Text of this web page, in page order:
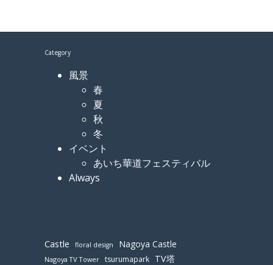
Category
風景
春
夏
秋
冬
イベント
あいち華道フェスティバル
Always
Castle floral design Nagoya Castle
Nagoya TV Tower tsurumapark TV塔